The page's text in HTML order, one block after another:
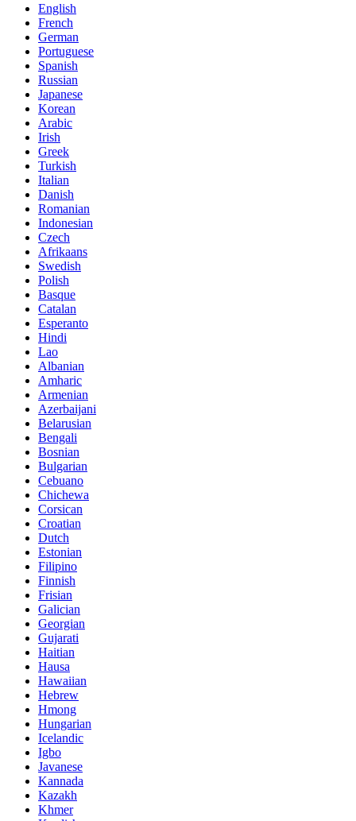
English
French
German
Portuguese
Spanish
Russian
Japanese
Korean
Arabic
Irish
Greek
Turkish
Italian
Danish
Romanian
Indonesian
Czech
Afrikaans
Swedish
Polish
Basque
Catalan
Esperanto
Hindi
Lao
Albanian
Amharic
Armenian
Azerbaijani
Belarusian
Bengali
Bosnian
Bulgarian
Cebuano
Chichewa
Corsican
Croatian
Dutch
Estonian
Filipino
Finnish
Frisian
Galician
Georgian
Gujarati
Haitian
Hausa
Hawaiian
Hebrew
Hmong
Hungarian
Icelandic
Igbo
Javanese
Kannada
Kazakh
Khmer